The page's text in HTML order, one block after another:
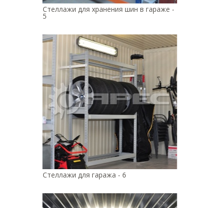
Стеллажи для хранения шин в гараже -
5
Стеллажи для гаража - 6